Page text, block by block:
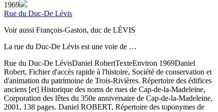
1969
Rue du Duc-De Lévis
Voir aussi François-Gaston, duc de LÉVIS
La rue du Duc-De Lévis est une voie de …
Rue du Duc-De LévisDaniel RobertTexteEnviron 1969Daniel
Robert, Fichier d'accès rapide à l'histoire, Société de conservation et
d'animation du patrimoine de Trois-Rivières. Répertoire des édifices
anciens [et] Historique des noms de rues de Cap-de-la-Madeleine,
Corporation des fêtes du 350e anniversaire de Cap-de-la-Madeleine,
2001, 138 pages. Daniel ROBERT, Répertoire des toponymes de